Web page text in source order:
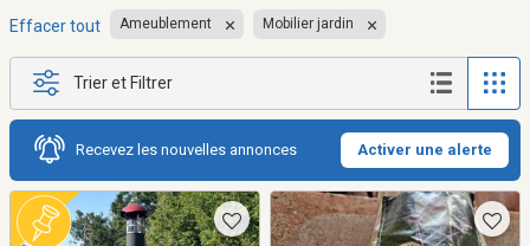
Effacer tout Ameublement Mobilier jardin
Trier et Filtrer
Recevez les nouvelles annonces Activer une alerte